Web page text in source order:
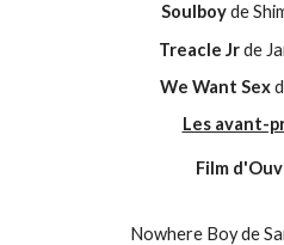
Soulboyde
Treacle Jrde
We Want Sex
Les avant-
Film
Nowhere Boy de